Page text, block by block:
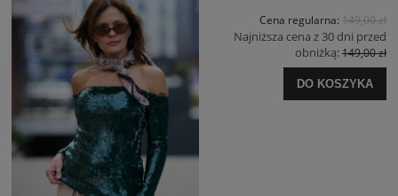
Cena regularna: 149,00 zł
Najniższa cena z 30 dni przed
obniżką:149,00 zł
DO KOSZYKA